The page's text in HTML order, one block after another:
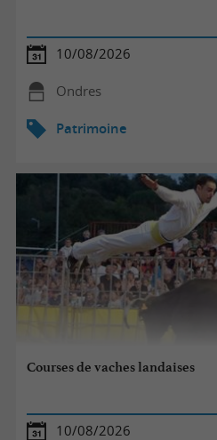
10/08/2026
Ondres
Patrimoine
Courses de vaches landaises
10/08/2026